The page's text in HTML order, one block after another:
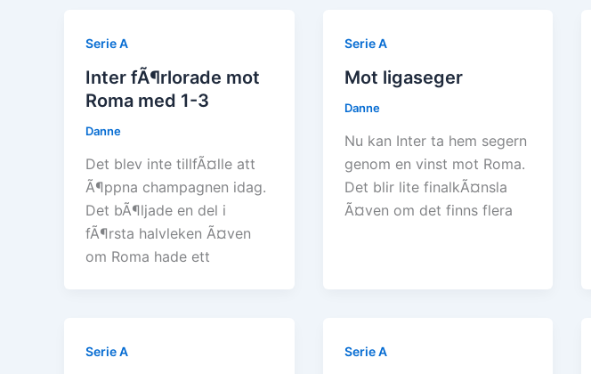
Serie A
Inter fÃ¶rlorade mot
Roma med 1-3
Danne
Det blev inte tillfÃ¤lle att
Ã¶ppna champagnen idag.
Det bÃ¶ljade en del i
fÃ¶rsta halvleken Ã¤ven
om Roma hade ett
Serie A
Mot ligaseger
Danne
Nu kan Inter ta hem segern
genom en vinst mot Roma.
Det blir lite finalkÃ¤nsla
Ã¤ven om det finns flera
Serie A Serie A